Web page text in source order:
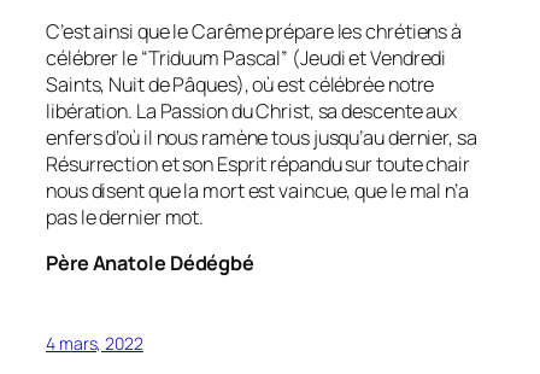
C’est ainsi que le Carême prépare les chrétiens à
célébrer le “Triduum Pascal” (Jeudi et Vendredi
Saints, Nuit de Pâques), où est célébrée notre
libération. La Passion du Christ, sa descente aux
enfers d’où il nous ramène tous jusqu’au dernier, sa
Résurrection et son Esprit répandu sur toute chair
nous disent que la mort est vaincue, que le mal n’a
pas le dernier mot.
Père Anatole Dédégbé
4 mars, 2022